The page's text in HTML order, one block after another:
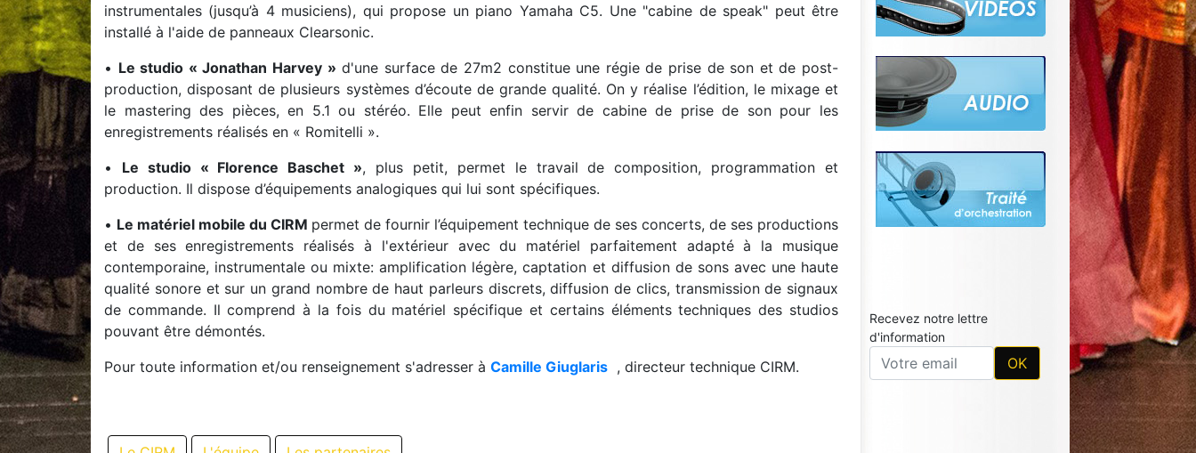
instrumentales (jusqu’à 4 musiciens), qui propose un piano Yamaha C5. Une "cabine de speak" peut être
installé à l'aide de panneaux Clearsonic.
• Le studio « Jonathan Harvey » d'une surface de 27m2 constitue une régie de prise de son et de post-
production, disposant de plusieurs systèmes d’écoute de grande qualité. On y réalise l’édition, le mixage et
le mastering des pièces, en 5.1 ou stéréo. Elle peut enfin servir de cabine de prise de son pour les
enregistrements réalisés en « Romitelli ».
• Le studio « Florence Baschet », plus petit, permet le travail de composition, programmation et
production. Il dispose d’équipements analogiques qui lui sont spécifiques.
• Le matériel mobile du CIRM permet de fournir l’équipement technique de ses concerts, de ses productions
et de ses enregistrements réalisés à l'extérieur avec du matériel parfaitement adapté à la musique
contemporaine, instrumentale ou mixte: amplification légère, captation et diffusion de sons avec une haute
qualité sonore et sur un grand nombre de haut parleurs discrets, diffusion de clics, transmission de signaux
de commande. Il comprend à la fois du matériel spécifique et certains éléments techniques des studios
pouvant être démontés.
Pour toute information et/ou renseignement s'adresser à Camille Giuglaris , directeur technique CIRM.
Recevez notre lettre
d'information